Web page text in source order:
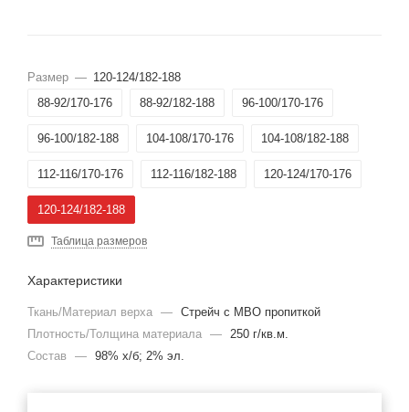
Размер — 120-124/182-188
88-92/170-176
88-92/182-188 96-100/170-176
96-100/182-188 104-108/170-176 104-108/182-188
112-116/170-176 112-116/182-188 120-124/170-176
120-124/182-188
Таблица размеров
Характеристики
Ткань/Материал верха — Стрейч с МВО пропиткой
Плотность/Толщина материала — 250 г/кв.м.
Состав
— 98% х/б; 2% эл.